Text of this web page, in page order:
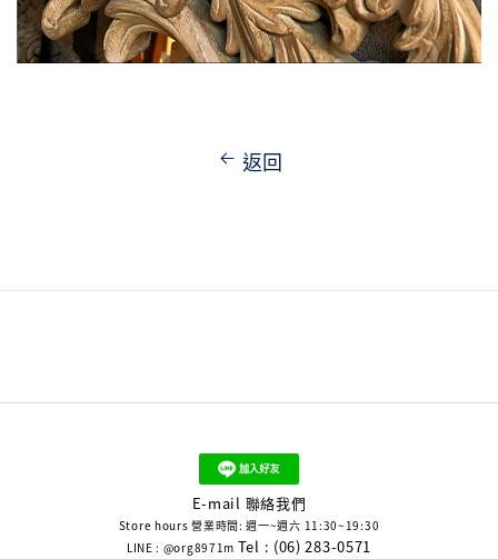
返回
E-mail 聯絡我們
Store hours 營業時間: 週一~週六 11:30~19:30
LINE : @org8971m Tel : (06) 283-0571